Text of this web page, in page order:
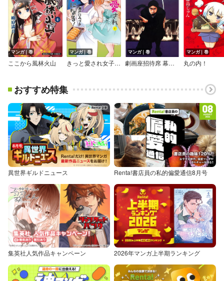
マンガ｜巻
ここから風林火山
マンガ｜巻
きっと愛され女子になる！
マンガ｜巻
劇画座招待席 幕末工作人 からす
マンガ｜巻
丸の内！
おすすめ特集
異世界ギルドニュース Renta!書店員の私的偏愛通信8月号
集英社人気作品キャンペーン 2026年マンガ上半期ランキング